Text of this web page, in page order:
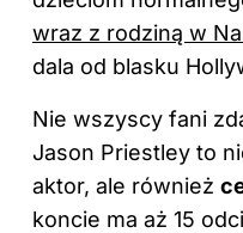
wraz z rodziną w
dala od blasku
Nie wszyscy fani
Jason Priestley to
aktor, ale również
koncie ma aż 15